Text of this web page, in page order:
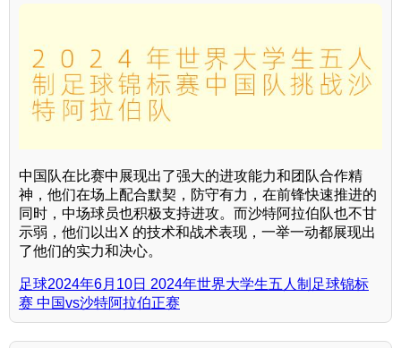
中国队在比赛中展现出了强大的进攻能力和团队合作精
神，他们在场上配合默契，防守有力，在前锋快速推进的
同时，中场球员也积极支持进攻。而沙特阿拉伯队也不甘
示弱，他们以出X 的技术和战术表现，一举一动都展现出
了他们的实力和决心。
足球2024年6月10日 2024年世界大学生五人制足球锦标
赛 中国vs沙特阿拉伯正赛